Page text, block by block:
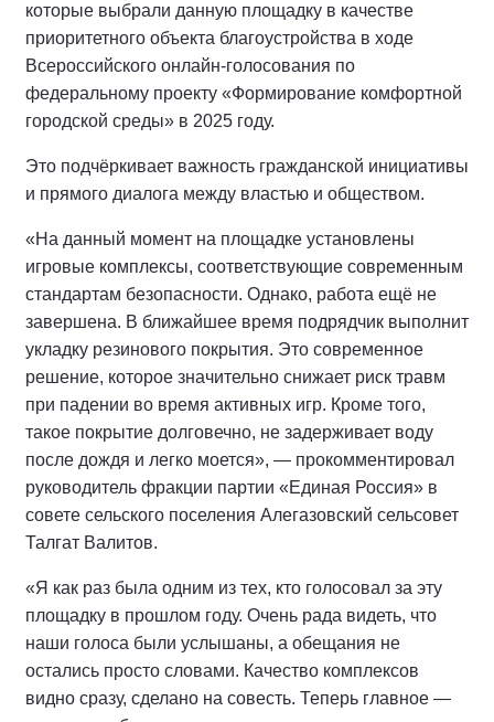
которые выбрали данную площадку в качестве
приоритетного объекта благоустройства в ходе
Всероссийского онлайн-голосования по
федеральному проекту «Формирование комфортной
городской среды» в 2025 году.
Это подчёркивает важность гражданской инициативы
и прямого диалога между властью и обществом.
«На данный момент на площадке установлены
игровые комплексы, соответствующие современным
стандартам безопасности. Однако, работа ещё не
завершена. В ближайшее время подрядчик выполнит
укладку резинового покрытия. Это современное
решение, которое значительно снижает риск травм
при падении во время активных игр. Кроме того,
такое покрытие долговечно, не задерживает воду
после дождя и легко моется», — прокомментировал
руководитель фракции партии «Единая Россия» в
совете сельского поселения Алегазовский сельсовет
Талгат Валитов.
«Я как раз была одним из тех, кто голосовал за эту
площадку в прошлом году. Очень рада видеть, что
наши голоса были услышаны, а обещания не
остались просто словами. Качество комплексов
видно сразу, сделано на совесть. Теперь главное —